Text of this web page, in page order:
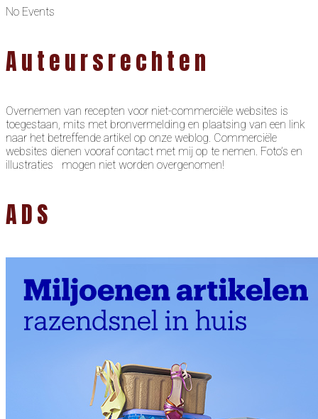
No Events
Auteursrechten
Overnemen van recepten voor niet-commerciële websites is
toegestaan, mits met bronvermelding en plaatsing van een link
naar het betreffende artikel op onze weblog. Commerciële
websites dienen vooraf contact met mij op te nemen. Foto’s en
illustraties mogen niet worden overgenomen!
ADS